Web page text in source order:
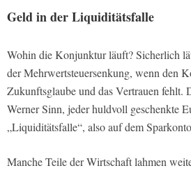
Geld in der Liquiditätsfalle
Wohin die Konjunktur läuft? Sicherlich
der Mehrwertsteuersenkung, wenn den
Zukunftsglaube und das Vertrauen fehlt.
Werner Sinn, jeder huldvoll geschenkte
„Liquiditätsfalle“, also auf dem
Manche Teile der Wirtschaft lahmen